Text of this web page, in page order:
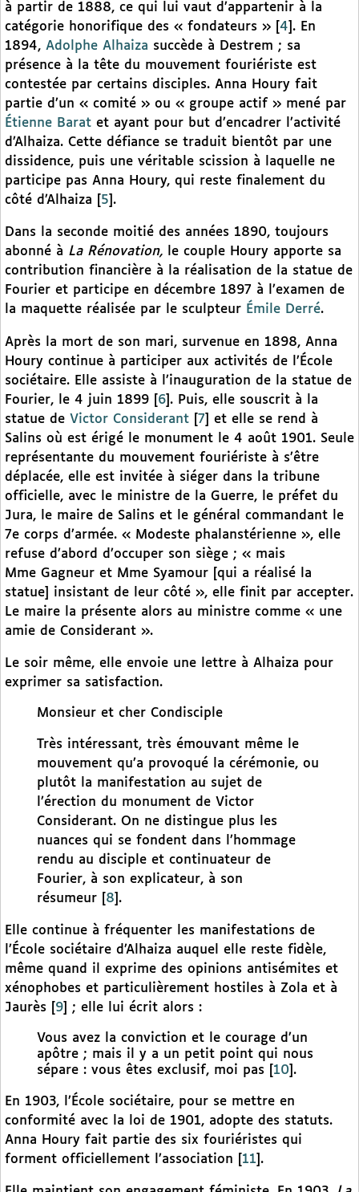
à partir de 1888, ce qui lui vaut d’appartenir à la
catégorie honorifique des « fondateurs »
4 . En
1894, Adolphe Alhaiza succède à Destrem ; sa
présence à la tête du mouvement fouriériste est
contestée par certains disciples. Anna Houry fait
partie d’un « comité » ou « groupe actif » mené par
Étienne Barat et ayant pour but d’encadrer l’activité
d’Alhaiza. Cette défiance se traduit bientôt par une
dissidence, puis une véritable scission à laquelle ne
participe pas Anna Houry, qui reste finalement du
côté d’Alhaiza
5 .
Dans la seconde moitié des années 1890, toujours
abonné à La Rénovation, le couple Houry apporte sa
contribution financière à la réalisation de la statue de
Fourier et participe en décembre 1897 à l’examen de
la maquette réalisée par le sculpteur Émile Derré.
Après la mort de son mari, survenue en 1898, Anna
Houry continue à participer aux activités de l’École
sociétaire. Elle assiste à l’inauguration de la statue de
Fourier, le 4 juin 1899
6 . Puis, elle souscrit à la
statue de Victor Considerant 7
et elle se rend à
Salins où est érigé le monument le 4 août 1901. Seule
représentante du mouvement fouriériste à s’être
déplacée, elle est invitée à siéger dans la tribune
officielle, avec le ministre de la Guerre, le préfet du
Jura, le maire de Salins et le général commandant le
7e corps d’armée. « Modeste phalanstérienne », elle
refuse d’abord d’occuper son siège ; « mais
Mme Gagneur et Mme Syamour [qui a réalisé la
statue] insistant de leur côté », elle finit par accepter.
Le maire la présente alors au ministre comme « une
amie de Considerant ».
Le soir même, elle envoie une lettre à Alhaiza pour
exprimer sa satisfaction.
Monsieur et cher Condisciple
Très intéressant, très émouvant même le
mouvement qu’a provoqué la cérémonie, ou
plutôt la manifestation au sujet de
l’érection du monument de Victor
Considerant. On ne distingue plus les
nuances qui se fondent dans l’hommage
rendu au disciple et continuateur de
Fourier, à son explicateur, à son
résumeur
8 .
Elle continue à fréquenter les manifestations de
l’École sociétaire d’Alhaiza auquel elle reste fidèle,
même quand il exprime des opinions antisémites et
xénophobes et particulièrement hostiles à Zola et à
Jaurès
9 ; elle lui écrit alors :
Vous avez la conviction et le courage d’un
apôtre ; mais il y a un petit point qui nous
sépare : vous êtes exclusif, moi pas
10 .
En 1903, l’École sociétaire, pour se mettre en
conformité avec la loi de 1901, adopte des statuts.
Anna Houry fait partie des six fouriéristes qui
forment officiellement l’association
11 .